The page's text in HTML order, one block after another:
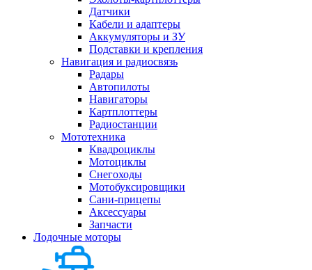
Датчики
Кабели и адаптеры
Аккумуляторы и ЗУ
Подставки и крепления
Навигация и радиосвязь
Радары
Автопилоты
Навигаторы
Картплоттеры
Радиостанции
Мототехника
Квадроциклы
Мотоциклы
Снегоходы
Мотобуксировщики
Сани-прицепы
Аксессуары
Запчасти
Лодочные моторы